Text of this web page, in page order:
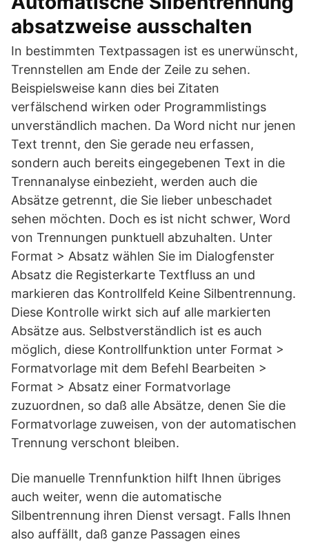
absatzweise ausschalten
In bestimmten Textpassagen ist es unerwünscht,
Trennstellen am Ende der Zeile zu sehen.
Beispielsweise kann dies bei Zitaten
verfälschend wirken oder Programmlistings
unverständlich machen. Da Word nicht nur jenen
Text trennt, den Sie gerade neu erfassen,
sondern auch bereits eingegebenen Text in die
Trennanalyse einbezieht, werden auch die
Absätze getrennt, die Sie lieber unbeschadet
sehen möchten. Doch es ist nicht schwer, Word
von Trennungen punktuell abzuhalten. Unter
Format > Absatz wählen Sie im Dialogfenster
Absatz die Registerkarte Textfluss an und
markieren das Kontrollfeld Keine Silbentrennung.
Diese Kontrolle wirkt sich auf alle markierten
Absätze aus. Selbstverständlich ist es auch
möglich, diese Kontrollfunktion unter Format >
Formatvorlage mit dem Befehl Bearbeiten >
Format > Absatz einer Formatvorlage
zuzuordnen, so daß alle Absätze, denen Sie die
Formatvorlage zuweisen, von der automatischen
Trennung verschont bleiben.
Die manuelle Trennfunktion hilft Ihnen übriges
auch weiter, wenn die automatische
Silbentrennung ihren Dienst versagt. Falls Ihnen
also auffällt, daß ganze Passagen eines